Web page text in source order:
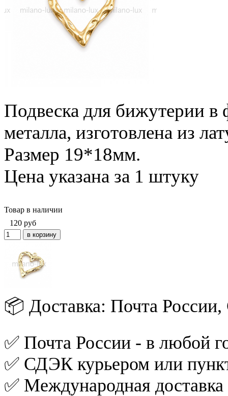
Подвеска для бижутерии в
металла, изготовлена из
Размер 19*18мм.
Цена указана за 1 штуку
Товар в наличии
120 руб
📦 Доставка: Почта
✅ Почта России - в любой
✅ СДЭК курьером или
✅ Международная